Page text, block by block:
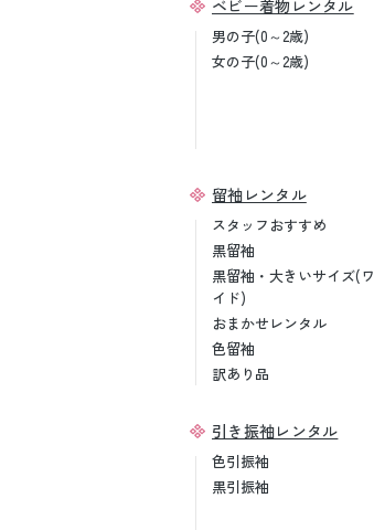
ベビー着物レンタル
男の子(0～2歳)
女の子(0～2歳)
留袖レンタル
スタッフおすすめ
黒留袖
黒留袖・大きいサイズ(ワ
イド)
おまかせレンタル
色留袖
訳あり品
引き振袖レンタル
色引振袖
黒引振袖